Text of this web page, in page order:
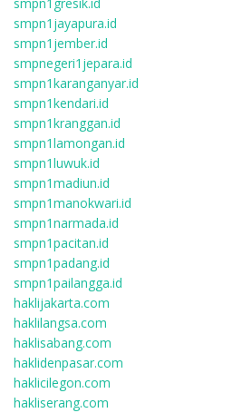
smpn1jayapura.id
smpn1jember.id
smpnegeri1jepara.id
smpn1karanganyar.id
smpn1kendari.id
smpn1kranggan.id
smpn1lamongan.id
smpn1luwuk.id
smpn1madiun.id
smpn1manokwari.id
smpn1narmada.id
smpn1pacitan.id
smpn1padang.id
smpn1pailangga.id
haklijakarta.com
haklilangsa.com
haklisabang.com
haklidenpasar.com
haklicilegon.com
hakliserang.com